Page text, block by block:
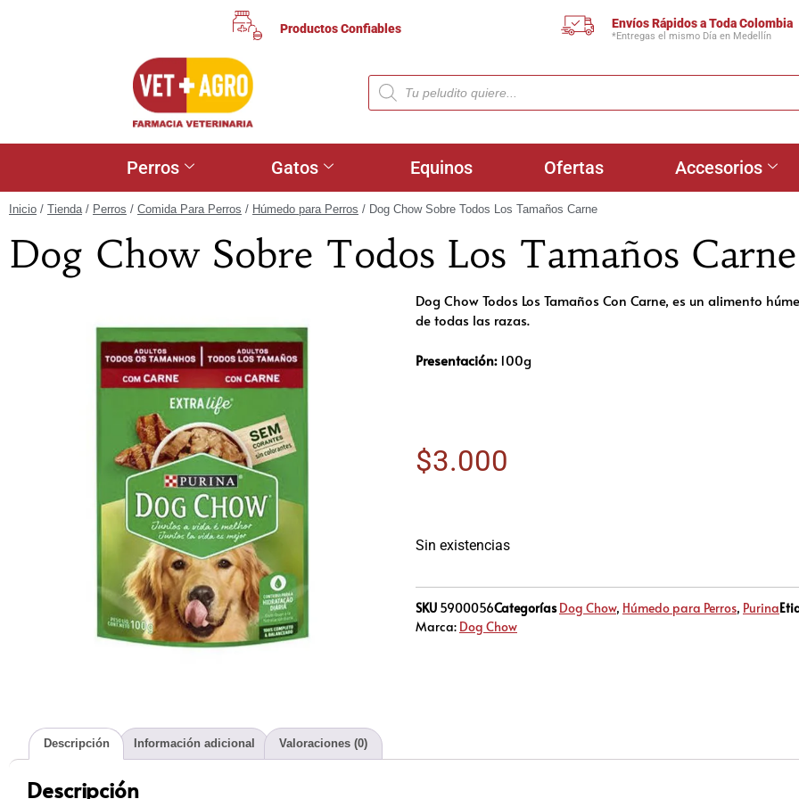
Productos Confiables Envíos Rápidos a Toda Colombia
*Entregas el mismo Día en Medellín
Perros Gatos Equinos Ofertas Accesorios
Inicio / Tienda/ Perros / Comida Para Perros / Húmedo para Perros / Dog Chow Sobre Todos Los Tamaños Carne
Dog Chow Sobre Todos Los Tamaños Carne
Dog Chow Todos Los Tamaños Con Carne, es un alimento
de todas las razas.
Presentación: 100g
$3.000
Sin existencias
SKU 5900056Categorías Dog Chow, Húmedo para Perros, Purina
Marca: Dog Chow
Descripción Información adicional Valoraciones (0)
Descripción